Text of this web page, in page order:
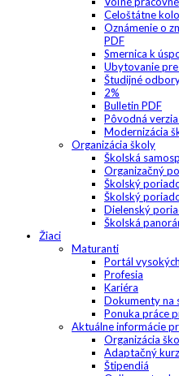
Celoštátne
Oznámenie o
PDF
Smernica k
Ubytovanie
Študijné
2%
Bulletin PDF
Pôvodná
Modernizácia
Organizácia školy
Školská
Organizačný
Školský
Školský
Dielenský
Školská
Žiaci
Maturanti
Portál
Profesia
Kariéra
Dokumenty na
Ponuka práce
Aktuálne informácie
Organizácia
Adaptačný
Štipendiá